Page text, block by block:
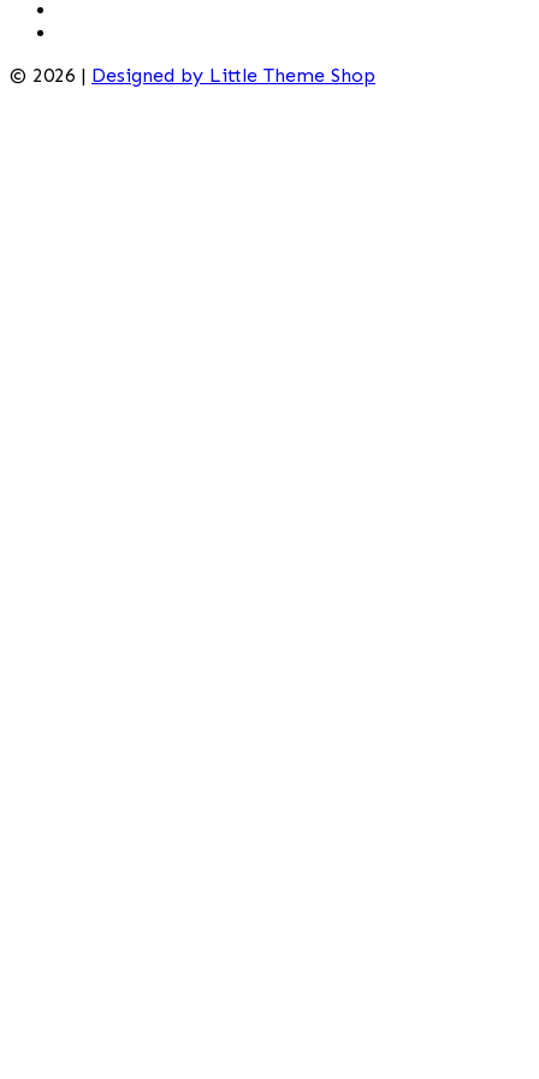
© 2026 | Designed by Little Theme Shop